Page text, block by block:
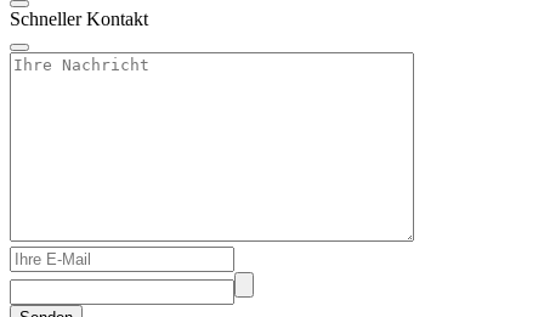
Schneller Kontakt